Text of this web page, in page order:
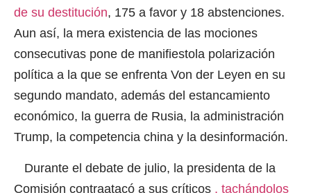
de su destitución, 175 a favor y 18 abstenciones.
Aun así, la mera existencia de las mociones
consecutivas pone de manifiestola polarización
política a la que se enfrenta Von der Leyen en su
segundo mandato, además del estancamiento
económico, la guerra de Rusia, la administración
Trump, la competencia china y la desinformación.
Durante el debate de julio, la presidenta de la
Comisión contraatacó a sus críticos , tachándolos